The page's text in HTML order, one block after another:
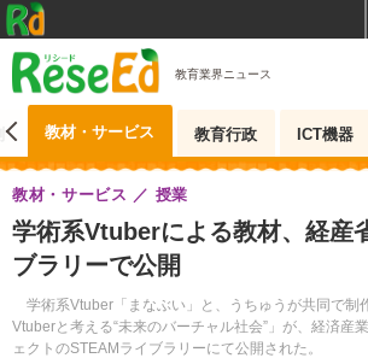
教育業界ニュース
教材・サービス 教育行政 ICT機器
学術系Vtuberによる教材、経産
ブラリーで公開
学術系Vtuber「まなぶい」と、うちゅうが共同で制
Vtuberと考える“未来のバーチャル社会”」が、経済産
ェクトのSTEAMライブラリーにて公開された。
教材・サービス 授業